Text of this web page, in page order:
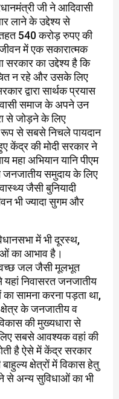
जी ने आदिवासी
लाने के उद्देश्य से
540 करोड़ रुपए की
में एक सकारात्मक
सरकार का उद्देश्य है कि
न रहे और उसके लिए
द्वारा सार्थक प्रयास
समाज के अपने उन
से जोड़ने के लिए
से सबसे निचले पायदान
केंद्र की मोदी सरकार ने
महा अभियान यानि पीएम
समुदाय के लिए
जैसी बुनियादी
भी ज्यादा सुगम और
में भी दूरस्थ,
का आभाव है।
जल जैसी मूलभूत
यहां निवासरत जनजातीय
सामना करना पड़ता था,
के जनजातीय व
की मुख्यधारा से
सबसे आवश्यक वहां की
है ऐसे में केंद्र सरकार
बाहुल्य क्षेत्रों में विकास हेतु
से अन्य सुविधाओं का भी